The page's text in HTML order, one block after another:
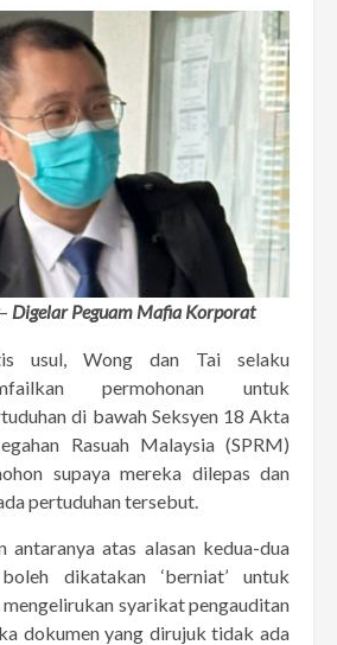
Digelar Peguam Mafia Korporat
usul, Wong dan Tai selaku
permohonan untuk
di bawah Seksyen 18 Akta
Rasuah Malaysia (SPRM)
supaya mereka dilepas dan
pertuduhan tersebut.
atas alasan kedua-dua
dikatakan ‘berniat’ untuk
syarikat pengauditan
dokumen yang dirujuk tidak ada